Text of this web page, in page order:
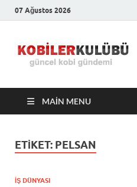
07 Ağustos 2026
MAIN MENU
ETIKET: PELSAN
İŞ DÜNYASI